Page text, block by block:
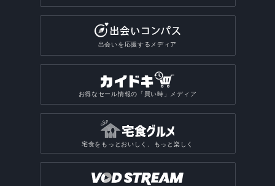
出会いを応援するメディア
お得なセール情報の「買い時」メディア
宅食をもっとおいしく、もっと楽しく